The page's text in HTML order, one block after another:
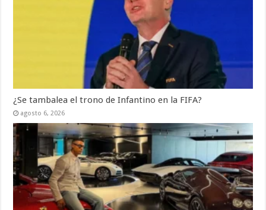
¿Se tambalea el trono de Infantino en la FIFA?
agosto 6, 2026